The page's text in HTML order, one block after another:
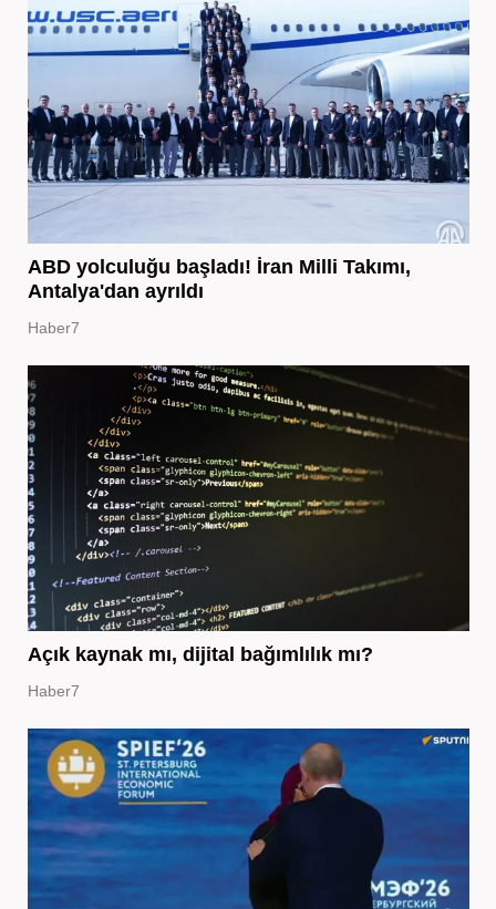
ABD yolculuğu başladı! İran Milli Takımı,
Antalya'dan ayrıldı
Haber7
Açık kaynak mı, dijital bağımlılık mı?
Haber7